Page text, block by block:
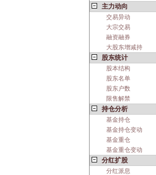
主力动向
交易异动
大宗交易
融资融券
大股东增减持
股东统计
股本结构
股东名单
股东户数
限售解禁
持仓分析
基金持仓
基金持仓变动
基金重仓
基金重仓变动
分红扩股
分红派息